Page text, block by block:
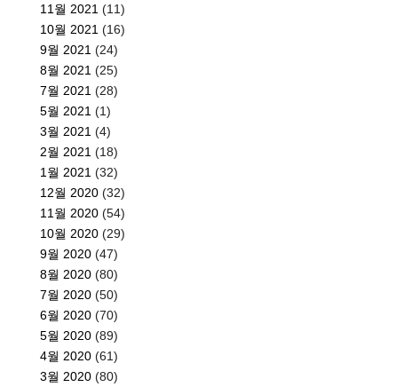
11월 2021 (11)
10월 2021 (16)
9월 2021 (24)
8월 2021 (25)
7월 2021 (28)
5월 2021 (1)
3월 2021 (4)
2월 2021 (18)
1월 2021 (32)
12월 2020 (32)
11월 2020 (54)
10월 2020 (29)
9월 2020 (47)
8월 2020 (80)
7월 2020 (50)
6월 2020 (70)
5월 2020 (89)
4월 2020 (61)
3월 2020 (80)